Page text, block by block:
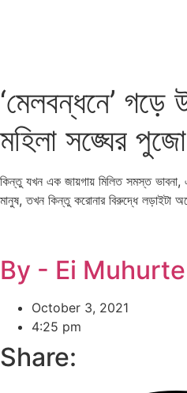
‘মেলবন্ধনে’ গড়ে
মহিলা সঙ্ঘের
কিন্তু যখন এক জায়গায় মিলিত সমস্ত
মানুষ, তখন কিন্তু করোনার বিরুদ্ধে লড়াইটা
By - Ei Muhurte
October 3, 2021
4:25 pm
Share: